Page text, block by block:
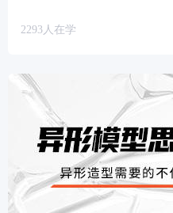
2293人在学